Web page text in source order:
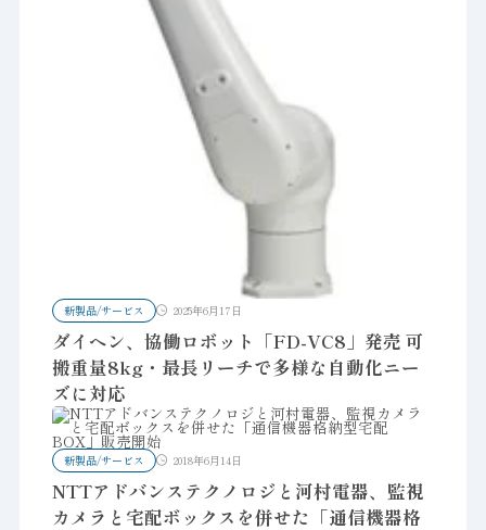
新製品/サービス 2025年6月17日
ダイヘン、協働ロボット「FD-VC8」発売 可
搬重量8kg・最長リーチで多様な自動化ニー
ズに対応
新製品/サービス 2018年6月14日
NTTアドバンステクノロジと河村電器、監視
カメラと宅配ボックスを併せた「通信機器格